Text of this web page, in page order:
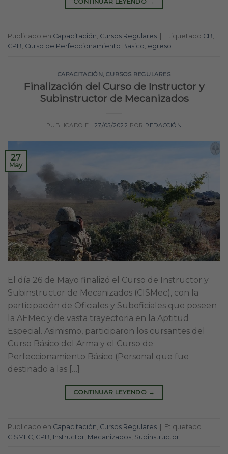
Publicado en Capacitación, Cursos Regulares Etiquetado CB,
CPB, Curso de Perfeccionamiento Basico, egreso
CAPACITACIÓN,CURSOS REGULARES
Finalización del Curso de Instructor y
Subinstructor de Mecanizados
PUBLICADO EL 27/05/2022 POR REDACCIÓN
27
May
El día 26 de Mayo finalizó el Curso de Instructor y
Subinstructor de Mecanizados (CISMec), con la
participación de Oficiales y Suboficiales que poseen
la AEMec y de vasta trayectoria en la Aptitud
Especial. Asimismo, participaron los cursantes del
Curso Básico del Arma y el Curso de
Perfeccionamiento Básico (Personal que fue
destinado a las […]
CONTINUAR LEYENDO →
Publicado en Capacitación Cursos Regulares
Etiquetado
CISMEC CPB Instructor Mecanizados Subinstructor